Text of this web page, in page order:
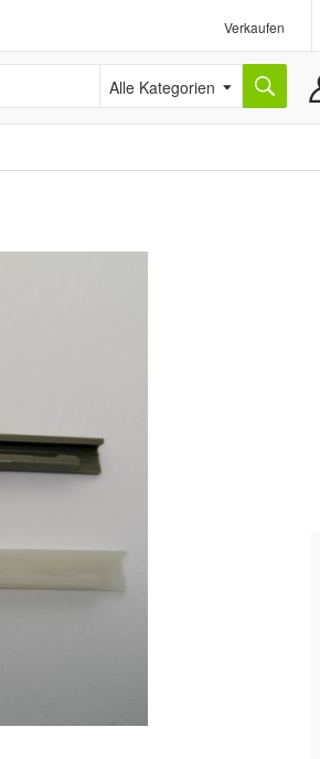
Verkaufen
Alle Kategorien